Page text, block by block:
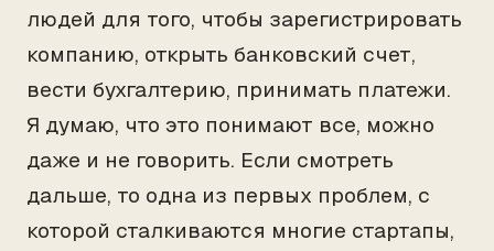
людей для того, чтобы зарегистрировать
компанию, открыть банковский счет,
вести бухгалтерию, принимать платежи.
Я думаю, что это понимают все, можно
даже и не говорить. Если смотреть
дальше, то одна из первых проблем, с
которой сталкиваются многие стартапы,